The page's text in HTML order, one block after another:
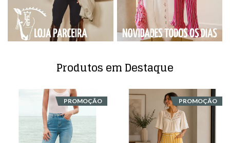
Produtos em Destaque
PROMOÇÃO PROMOÇÃO